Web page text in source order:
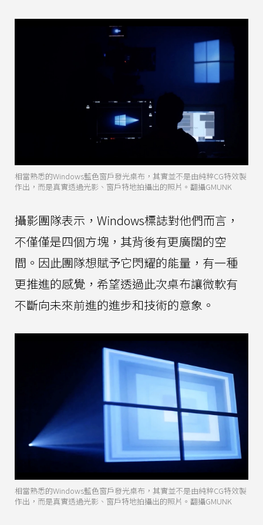
相當熟悉的Windows藍色窗戶發光桌布，其實並不是由純粹CG特效製
作出，而是真實透過光影、窗戶特地拍攝出的照片。翻攝GMUNK
攝影團隊表示，Windows標誌對他們而言，
不僅僅是四個方塊，其背後有更廣闊的空
間。因此團隊想賦予它閃耀的能量，有一種
更推進的感覺，希望透過此次桌布讓微軟有
不斷向未來前進的進步和技術的意象。
相當熟悉的Windows藍色窗戶發光桌布，其實並不是由純粹CG特效製
作出，而是真實透過光影、窗戶特地拍攝出的照片。翻攝GMUNK